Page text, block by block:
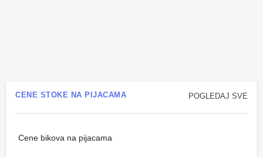
POGLEDAJ SVE
CENE STOKE NA PIJACAMA
Cene bikova na pijacama